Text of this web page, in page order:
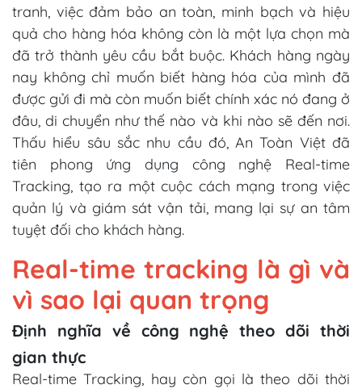
tranh, việc đảm bảo an toàn, minh bạch và hiệu
quả cho hàng hóa không còn là một lựa chọn mà
đã trở thành yêu cầu bắt buộc. Khách hàng ngày
nay không chỉ muốn biết hàng hóa của mình đã
được gửi đi mà còn muốn biết chính xác nó đang ở
đâu, di chuyển như thế nào và khi nào sẽ đến nơi.
Thấu hiểu sâu sắc nhu cầu đó, An Toàn Việt đã
tiên phong ứng dụng công nghệ Real-time
Tracking, tạo ra một cuộc cách mạng trong việc
quản lý và giám sát vận tải, mang lại sự an tâm
tuyệt đối cho khách hàng.
Real-time tracking là gì và
vì sao lại quan trọng
Định nghĩa về công nghệ theo dõi thời
gian thực
Real-time Tracking, hay còn gọi là theo dõi thời